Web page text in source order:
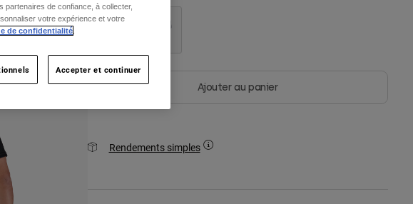
selected
Ajouter au panier
Rendements simples
partenaires de confiance, à collecter,
votre expérience et votre
de confidentialité.
Accepter et continuer